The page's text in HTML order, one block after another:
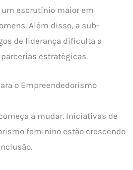
escrutínio maior em
Além disso, a sub-
de liderança dificulta a
estratégicas.
o Empreendedorismo
a mudar. Iniciativas de
feminino estão crescendo